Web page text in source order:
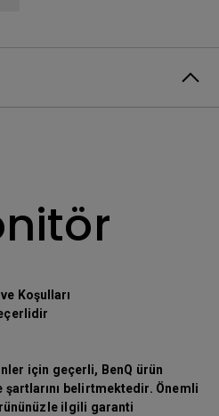
Koşulları
için geçerli, BenQ ürün
şartlarını belirtmektedir. Önemli
ilgili garanti